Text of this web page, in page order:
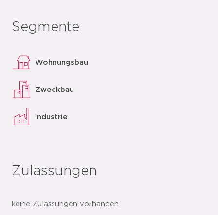
Segmente
Wohnungsbau
Zweckbau
Industrie
Zulassungen
keine Zulassungen vorhanden